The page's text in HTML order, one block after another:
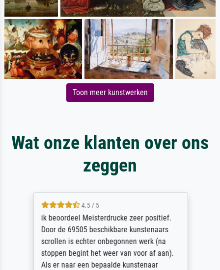
Toon meer kunstwerken
Wat onze klanten over ons
zeggen
4.5 / 5
ik beoordeel Meisterdrucke zeer positief.
Door de 69505 beschikbare kunstenaars
scrollen is echter onbegonnen werk (na
stoppen begint het weer van voor af aan).
Als er naar een bepaalde kunstenaar